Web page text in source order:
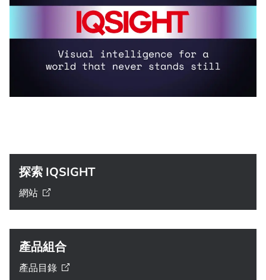
探索 IQSIGHT
網站
產品組合
產品目錄